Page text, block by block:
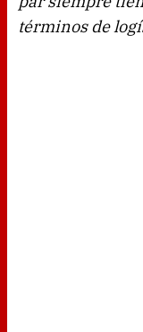
términos de